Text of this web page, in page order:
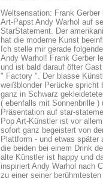
Weltsensation: Frank
Art-Papst Andy Warhol auf
StarStatement. Der
hat die moderne Kunst
Ich stelle mir gerade
Andy Warhol! Frank Gerber
und ist bald darauf öfter
" Factory ". Der blasse
weißblonder Perücke spricht
ganz in Schwarz
( ebenfalls mit Sonnenbrille )
Präsentation auf star-
Pop Art-Künstler ist vor
sofort ganz begeistert von
Plattform - und etwas später
die beiden bei einem Drink
alte Künstler ist happy und
inspiriert Andy Warhol nach
zu einer seiner